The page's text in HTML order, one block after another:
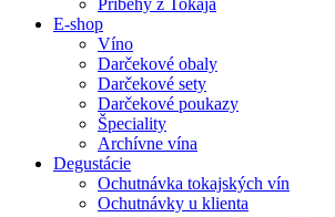
Príbehy z Tokaja
E-shop
Víno
Darčekové obaly
Darčekové sety
Darčekové poukazy
Špeciality
Archívne vína
Degustácie
Ochutnávka tokajských vín
Ochutnávky u klienta